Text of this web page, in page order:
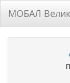
МОБАЛ